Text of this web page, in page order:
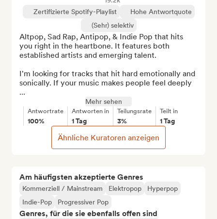
Am häufigsten akzeptierte Genres
Kommerziell / Mainstream Elektropop
Hyperpop
Indie-Pop
Progressiver Pop
Genres, für die sie ebenfalls offen sind
Zertifizierte Spotify-Playlist
Hohe Antwortquote
(Sehr) selektiv
Altpop, Sad Rap, Antipop, & Indie Pop that hits
you right in the heartbone. It features both
established artists and emerging talent.
I'm looking for tracks that hit hard emotionally and
sonically. If your music makes people feel deeply
...
Mehr sehen
Antwortrate
100%
Antworten in
1 Tag
Teilungsrate
3%
Teilt in
1 Tag
Ähnliche Kuratoren anzeigen